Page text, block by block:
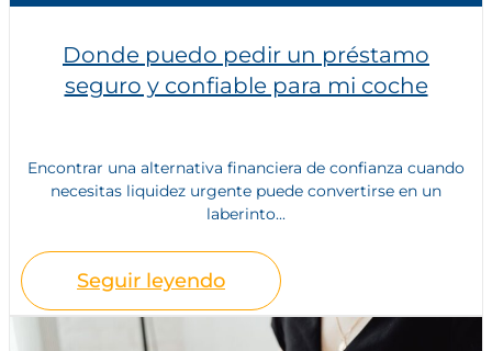
Donde puedo pedir un préstamo
seguro y confiable para mi coche
Encontrar una alternativa financiera de confianza cuando
necesitas liquidez urgente puede convertirse en un
laberinto...
Seguir leyendo